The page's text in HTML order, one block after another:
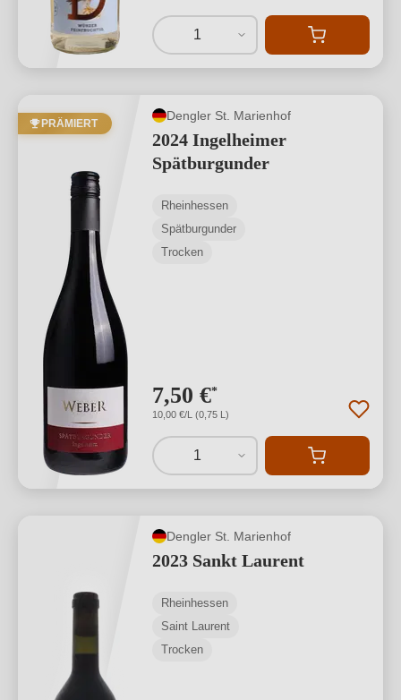
1
PRÄMIERT
Dengler St. Marienhof
2024 Ingelheimer
Spätburgunder
Rheinhessen
Spätburgunder
Trocken
7,50 €*
10,00 €/L (0,75 L)
1
Dengler St. Marienhof
2023 Sankt Laurent
Rheinhessen
Saint Laurent
Trocken